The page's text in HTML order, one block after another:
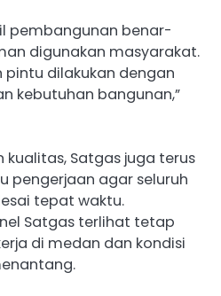
pembangunan benar-
digunakan masyarakat.
pintu dilakukan dengan
kebutuhan bangunan,”
Satgas juga terus
pengerjaan agar seluruh
tepat waktu.
Satgas terlihat tetap
di medan dan kondisi